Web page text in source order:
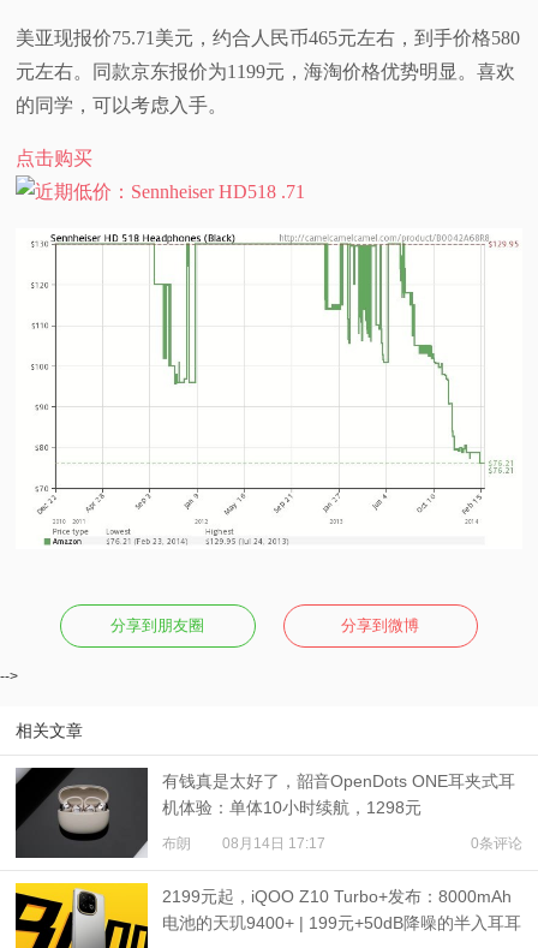
科
体
题
美亚现报价75.71美元，约合人民币465元左右，到手价格580
元左右。同款京东报价为1199元，海淘价格优势明显。喜欢
的同学，可以考虑入手。
点击购买
分享到朋友圈 分享到微博
-->
相关文章
有钱真是太好了，韶音OpenDots ONE耳夹式耳
机体验：单体10小时续航，1298元
布朗 08月14日 17:17 0条评论
2199元起，iQOO Z10 Turbo+发布：8000mAh
电池的天玑9400+ | 199元+50dB降噪的半入耳耳